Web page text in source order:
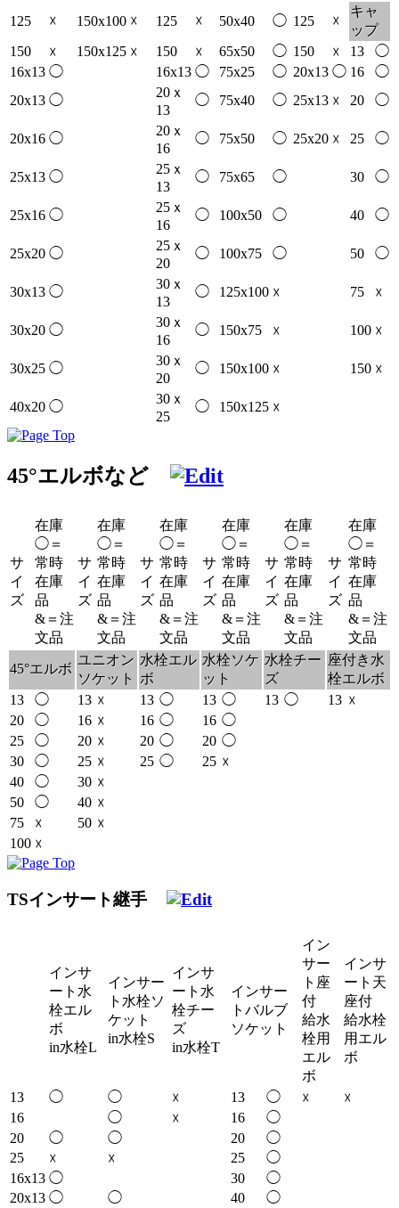
125 ☓ 150x100 ☓ 125 ☓ 50x40 ◯ 125 ☓
キャ
ップ
150
☓ 150x125 ☓ 150 ☓ 65x50 ◯ 150 ☓ 13
◯
16x13 ◯ 16x13 ◯ 75x25 ◯ 20x13 ◯ 16
◯
20x13 ◯
20ｘ
13
◯ 75x40 ◯ 25x13 ☓ 20 ◯
20x16 ◯
20ｘ
16
◯ 75x50 ◯ 25x20 ☓ 25 ◯
25x13 ◯
25ｘ
13
◯ 75x65 ◯ 30 ◯
25x16 ◯
25ｘ
16
◯ 100x50 ◯ 40 ◯
25x20 ◯
25ｘ
20
◯ 100x75 ◯ 50 ◯
30x13 ◯
30ｘ
13
◯ 125x100 ☓ 75 ☓
30x20 ◯
30ｘ
16
◯ 150x75 ☓ 100 ☓
30x25 ◯
30ｘ
20
◯ 150x100 ☓ 150 ☓
40x20 ◯
30ｘ
25
◯ 150x125 ☓
45°エルボなど
サ
イ
ズ
在庫
◯＝
常時
在庫
品
&＝注
文品
サ
イ
ズ
在庫
◯＝
常時
在庫
品
&＝注
文品
サ
イ
ズ
在庫
◯＝
常時
在庫
品
&＝注
文品
サ
イ
ズ
在庫
◯＝
常時
在庫
品
&＝注
文品
サ
イ
ズ
在庫
◯＝
常時
在庫
品
&＝注
文品
サ
イ
ズ
在庫
◯＝
常時
在庫
品
&＝注
文品
45°エルボ
ユニオン
ソケット
水栓エル
ボ
水栓ソケ
ット
水栓チー
ズ
座付き水
栓エルボ
13
◯ 13 ☓ 13 ◯ 13 ◯ 13 ◯ 13 ☓
20
◯ 16 ☓ 16 ◯ 16 ◯
25
◯ 20 ☓ 20 ◯ 20 ◯
30
◯ 25 ☓ 25 ◯ 25 ☓
40
◯ 30 ☓
50
◯ 40 ☓
75
☓ 50 ☓
100 ☓
TSインサート継手
インサ
ート水
栓エル
ボ
in水栓L
インサー
ト水栓ソ
ケット
in水栓S
インサ
ート水
栓チー
ズ
in水栓T
インサー
トバルブ
ソケット
イン
サー
ト座
付
給水
栓用
エル
ボ
インサ
ート天
座付
給水栓
用エル
ボ
13 ◯ ◯ ☓ 13 ◯ ☓
☓
16
◯ ☓ 16
◯
20
◯ ◯ 20
◯
25
☓ ☓ 25
◯
16x13 ◯ 30
◯
20x13 ◯ ◯ 40 ◯